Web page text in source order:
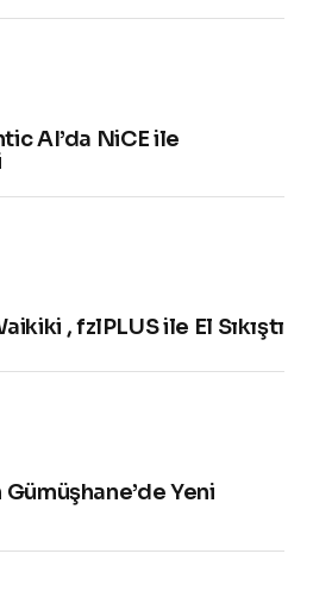
AI’da NiCE ile
, fzlPLUS ile El Sıkıştı
Gümüşhane’de Yeni